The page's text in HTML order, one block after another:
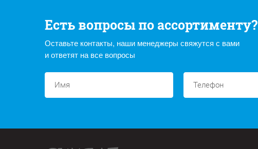
Есть вопросы по ассортименту?
Оставьте контакты, наши менеджеры свяжутся с вами
и ответят на все вопросы